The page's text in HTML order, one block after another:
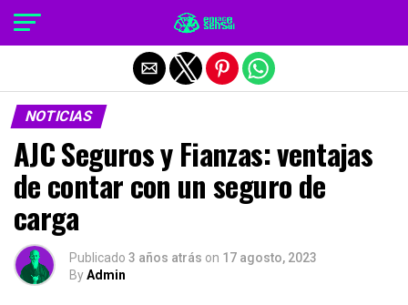
NOTICIAS
AJC Seguros y Fianzas: ventajas
de contar con un seguro de
carga
Publicado 3 años atrás on 17 agosto, 2023
ByAdmin
Salir de la versión móvil